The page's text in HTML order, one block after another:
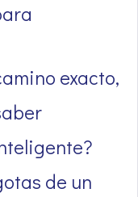
exacto,
de un